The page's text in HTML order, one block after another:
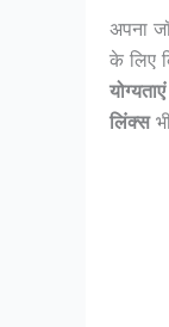
अपना
के लिए
योग्यताएं
लिंक्स